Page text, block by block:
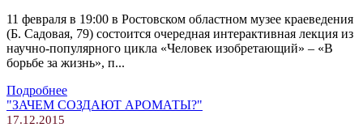
11 февраля в 19:00 в Ростовском областном музее краеведения
(Б. Садовая, 79) состоится очередная интерактивная лекция из
научно-популярного цикла «Человек изобретающий» – «В
борьбе за жизнь», п...
Подробнее
"ЗАЧЕМ СОЗДАЮТ АРОМАТЫ?"
17.12.2015